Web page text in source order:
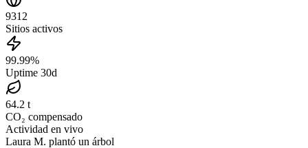
9312
Sitios activos
99.99%
Uptime 30d
64.2 t
CO₂ compensado
Actividad en vivo
Laura M. plantó un árbol